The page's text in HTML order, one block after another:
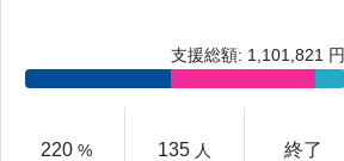
支援総額: 1,101,821 円
220 % 135 人 終了